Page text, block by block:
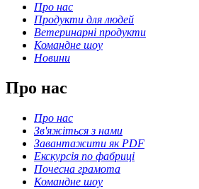
Про нас
Продукти для людей
Ветеринарні продукти
Командне шоу
Новини
Про нас
Про нас
Зв'яжіться з нами
Завантажити як PDF
Екскурсія по фабриці
Почесна грамота
Командне шоу